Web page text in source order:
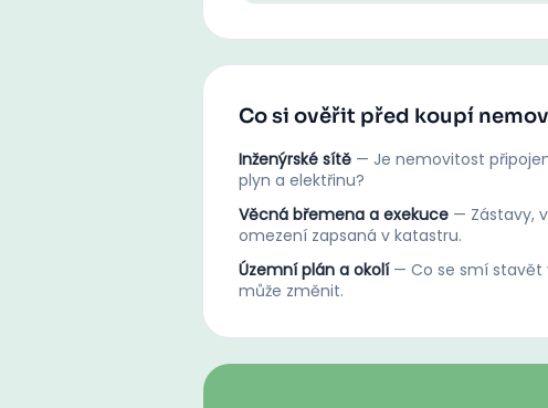
Co si ověřit před koupí
Inženýrské sítě — Je nemovitost
plyn a elektřinu?
Věcná břemena a exekuce — Zástavy,
omezení zapsaná v katastru.
Územní plán a okolí — Co se smí stavět
může změnit.